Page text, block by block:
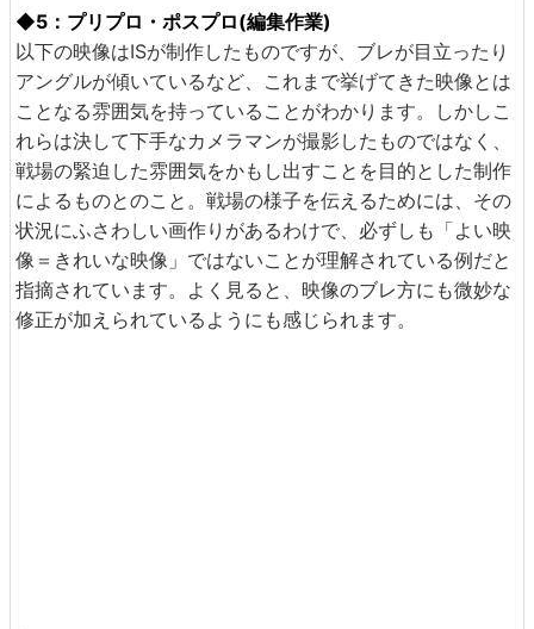
◆5：プリプロ・ポスプロ(編集作業)
以下の映像はISが制作したものですが、ブレが目立ったり
アングルが傾いているなど、これまで挙げてきた映像とは
ことなる雰囲気を持っていることがわかります。しかしこ
れらは決して下手なカメラマンが撮影したものではなく、
戦場の緊迫した雰囲気をかもし出すことを目的とした制作
によるものとのこと。戦場の様子を伝えるためには、その
状況にふさわしい画作りがあるわけで、必ずしも「よい映
像＝きれいな映像」ではないことが理解されている例だと
指摘されています。よく見ると、映像のブレ方にも微妙な
修正が加えられているようにも感じられます。